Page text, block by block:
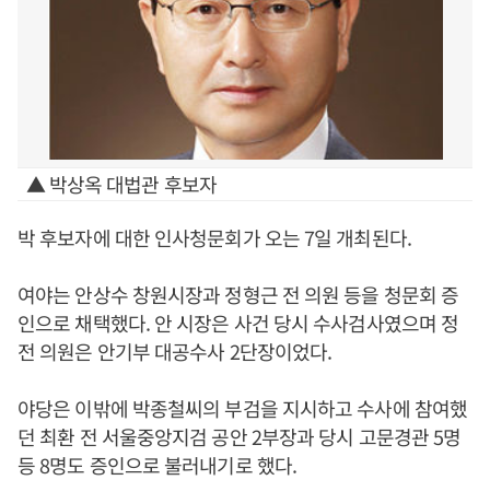
▲ 박상옥 대법관 후보자
박 후보자에 대한 인사청문회가 오는 7일 개최된다.
여야는 안상수 창원시장과 정형근 전 의원 등을 청문회 증
인으로 채택했다. 안 시장은 사건 당시 수사검사였으며 정
전 의원은 안기부 대공수사 2단장이었다.
야당은 이밖에 박종철씨의 부검을 지시하고 수사에 참여했
던 최환 전 서울중앙지검 공안 2부장과 당시 고문경관 5명
등 8명도 증인으로 불러내기로 했다.